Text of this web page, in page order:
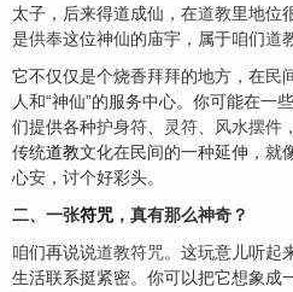
太子，后来得道成仙，在道教里地位
是供奉这位神仙的庙宇，属于咱们道
它不仅仅是个烧香拜拜的地方，在民
人和“神仙”的服务中心。你可能在一
们提供各种护身符、 灵符、 风水摆件
传统道教文化在民间的一种延伸，就
心安 ，讨个好彩头。
二、一张符咒 ，真有那么神奇？
咱们再说说道教符咒。这玩意儿听起
生活联系挺紧密。你可以把它想象成